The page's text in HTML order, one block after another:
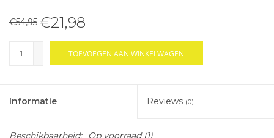
€54,95 €21,98
+
-
TOEVOEGEN AAN WINKELWAGEN
Informatie Reviews (0)